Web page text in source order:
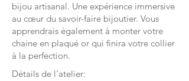
bijou artisanal. Une expérience immersive
au cœur du savoir-faire bijoutier. Vous
apprendrais également à monter votre
chaine en plaqué or qui finira votre collier
à la perfection.
Détails de l'atelier: